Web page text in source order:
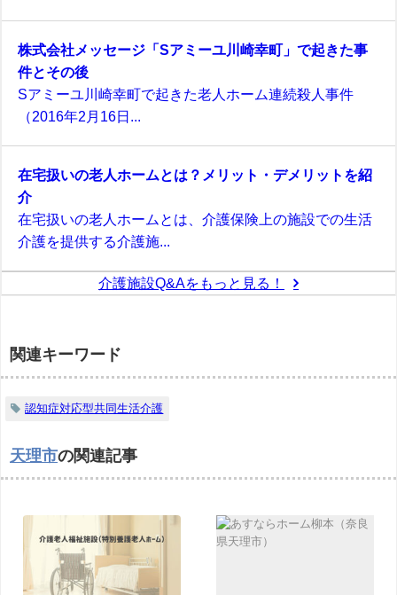
株式会社メッセージ「Sアミーユ川崎幸町」で起きた事
件とその後
Sアミーユ川崎幸町で起きた老人ホーム連続殺人事件
（2016年2月16日...
在宅扱いの老人ホームとは？メリット・デメリットを紹
介
在宅扱いの老人ホームとは、介護保険上の施設での生活
介護を提供する介護施...
介護施設Q&Aをもっと見る！
関連キーワード
認知症対応型共同生活介護
天理市の関連記事